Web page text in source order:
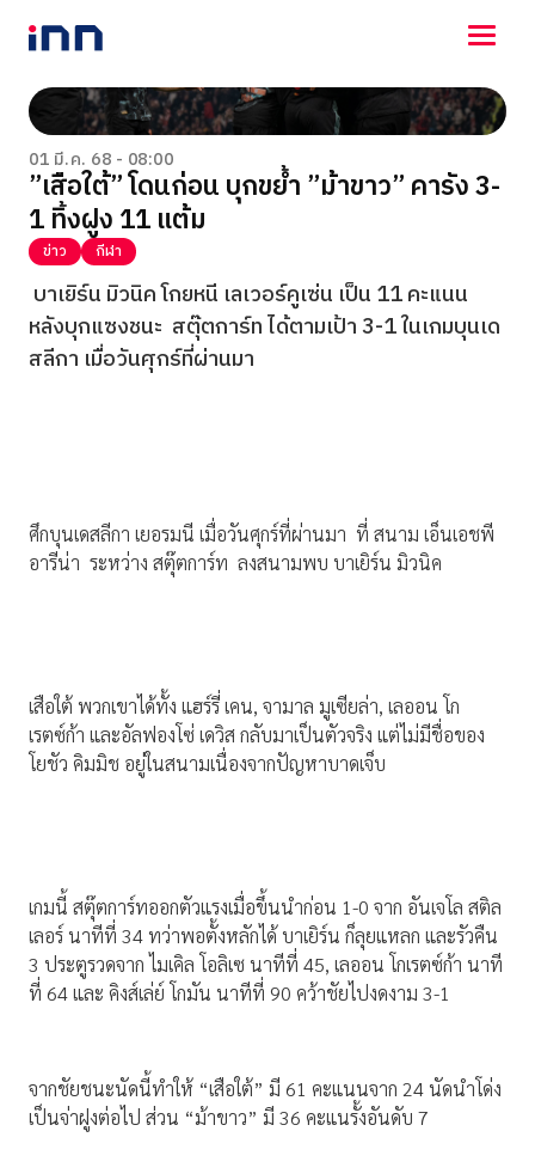
NEWS
ENTERTAINMENT
LIFESTYLE
HOROSCOPE
LOTTERY
VIDEO
ร่วมด้วยช่วยกัน
01 มี.ค. 68 - 08:00
”เสือใต้” โดนก่อน บุกขย้ำ ”ม้าขาว” คารัง 3-
1 ทิ้งฝูง 11 แต้ม
ข่าว กีฬา
บาเยิร์น มิวนิค โกยหนี เลเวอร์คูเซ่น เป็น 11 คะแนน
หลังบุกแซงชนะ สตุ๊ตการ์ท ได้ตามเป้า 3-1 ในเกมบุนเด
สลีกา เมื่อวันศุกร์ที่ผ่านมา
ศึกบุนเดสลีกา เยอรมนี เมื่อวันศุกร์ที่ผ่านมา ที่ สนาม เอ็นเอชพี
อารีน่า ระหว่าง สตุ๊ตการ์ท ลงสนามพบ บาเยิร์น มิวนิค
เสือใต้ พวกเขาได้ทั้ง แฮร์รี่ เคน, จามาล มูเซียล่า, เลออน โก
เรตซ์ก้า และอัลฟองโซ่ เดวิส กลับมาเป็นตัวจริง แต่ไม่มีชื่อของ
โยชัว คิมมิช อยู่ในสนามเนื่องจากปัญหาบาดเจ็บ
เกมนี้ สตุ๊ตการ์ทออกตัวแรงเมื่อขึ้นนำก่อน 1-0 จาก อันเจโล สติล
เลอร์ นาทีที่ 34 ทว่าพอตั้งหลักได้ บาเยิร์น ก็ลุยแหลก และรัวคืน
3 ประตูรวดจาก ไมเคิล โอลิเซ นาทีที่ 45, เลออน โกเรตซ์ก้า นาที
ที่ 64 และ คิงส์เล่ย์ โกมัน นาทีที่ 90 คว้าชัยไปงดงาม 3-1
จากชัยชนะนัดนี้ทำให้ “เสือใต้” มี 61 คะแนนจาก 24 นัดนำโด่ง
เป็นจ่าฝูงต่อไป ส่วน “ม้าขาว” มี 36 คะแนรั้งอันดับ 7